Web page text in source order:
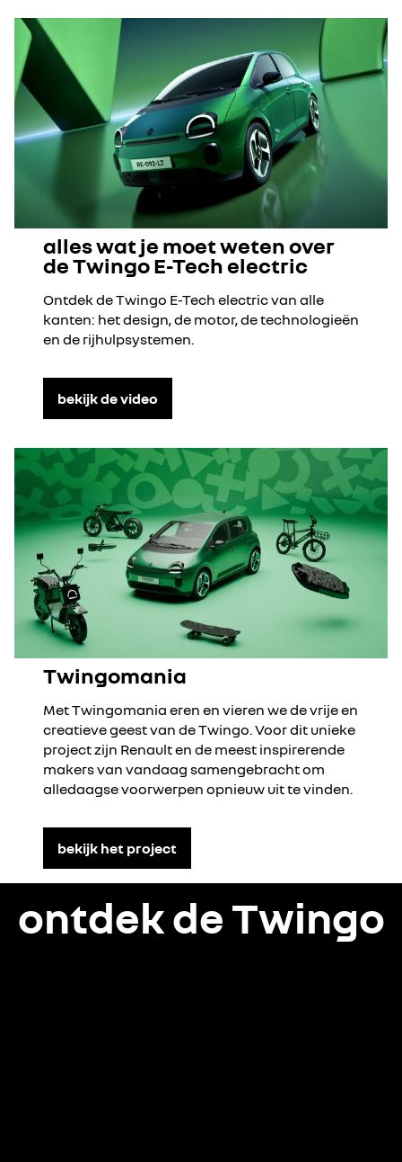
alles wat je moet weten over
de Twingo E-Tech electric
Ontdek de Twingo E-Tech electric van alle
kanten: het design, de motor, de technologieën
en de rijhulpsystemen.
bekijk de video
Twingomania
Met Twingomania eren en vieren we de vrije en
creatieve geest van de Twingo. Voor dit unieke
project zijn Renault en de meest inspirerende
makers van vandaag samengebracht om
alledaagse voorwerpen opnieuw uit te vinden.
bekijk het project
ontdek de Twingo